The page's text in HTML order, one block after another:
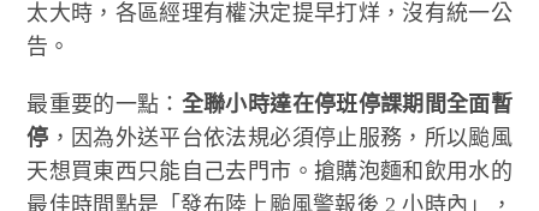
太大時，各區經理有權決定提早打烊，沒有統一公
告。
最重要的一點： 全聯小時達在停班停課期間全面暫
停 ，因為外送平台依法規必須停止服務，所以颱風
天想買東西只能自己去門市。搶購泡麵和飲用水的
最佳時間點是「發布陸上颱風警報後 2 小時內」，